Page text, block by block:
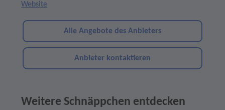
Website
Alle Angebote des Anbieters
Anbieter kontaktieren
Weitere Schnäppchen entdecken